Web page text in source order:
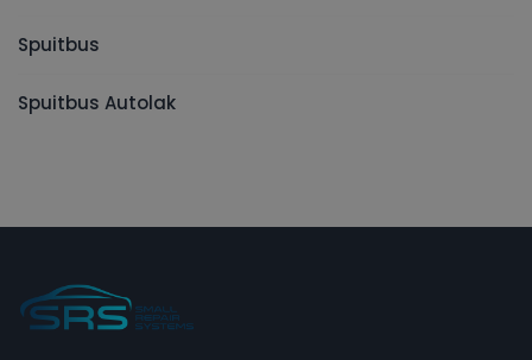
Spuitbus
Spuitbus Autolak